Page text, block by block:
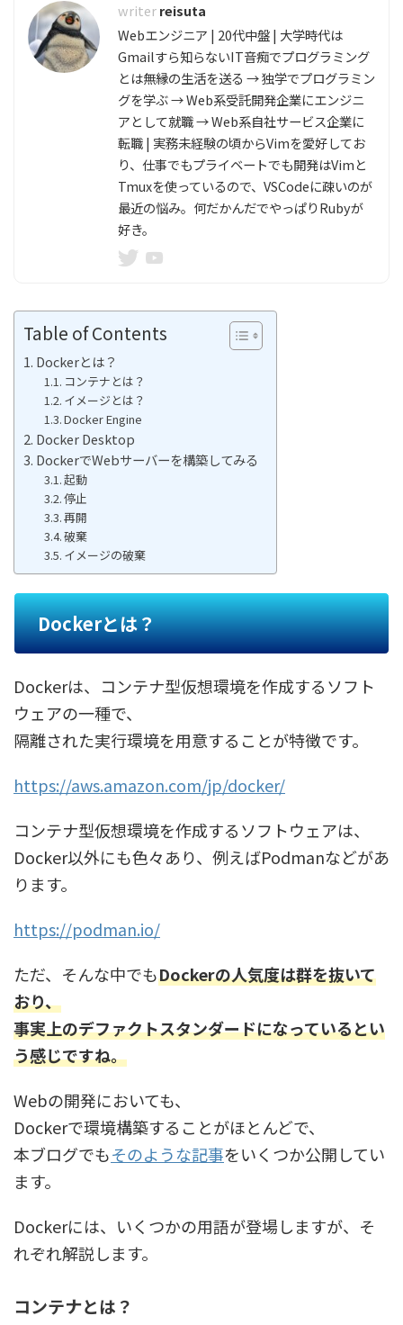
reisuta
Webエンジニア | 20代中盤 | 大学時代は
Gmailすら知らないIT音痴でプログラミング
とは無縁の生活を送る → 独学でプログラミン
グを学ぶ → Web系受託開発企業にエンジニ
アとして就職 → Web系自社サービス企業に
転職 | 実務未経験の頃からVimを愛好してお
り、仕事でもプライベートでも開発はVimと
Tmuxを使っているので、VSCodeに疎いのが
最近の悩み。何だかんだでやっぱりRubyが
好き。
Table of Contents
Dockerとは？
コンテナとは？
イメージとは？
Docker Engine
Docker Desktop
DockerでWebサーバーを構築してみる
起動
停止
再開
破棄
イメージの破棄
Dockerとは？
Dockerは、コンテナ型仮想環境を作成するソフト
ウェアの一種で、
隔離された実行環境を用意することが特徴です。
https://aws.amazon.com/jp/docker/
コンテナ型仮想環境を作成するソフトウェアは、
Docker以外にも色々あり、例えばPodmanなどがあ
ります。
https://podman.io/
ただ、そんな中でもDockerの人気度は群を抜いて
おり、
事実上のデファクトスタンダードになっているとい
う感じですね。
Webの開発においても、
Dockerで環境構築することがほとんどで、
本ブログでもそのような記事をいくつか公開してい
ます。
Dockerには、いくつかの用語が登場しますが、そ
れぞれ解説します。
コンテナとは？